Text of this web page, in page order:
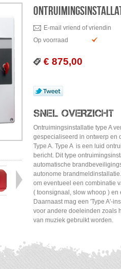
E-mail vriend of vriendin
Op voorraad
€ 875,00
Tweet
SNEL OVERZICHT
Ontruimingsinstallatie type A
gespecialiseerd in ontwerp en
Type A. Type A is een luid
bericht. Dit type
automatische
autonome
om eventueel een combinatie
( toonsignaal, slow whoop )
Daarnaast mag een 'Type A'-
voor andere doeleinden zoals
van muziek gebruikt worden.